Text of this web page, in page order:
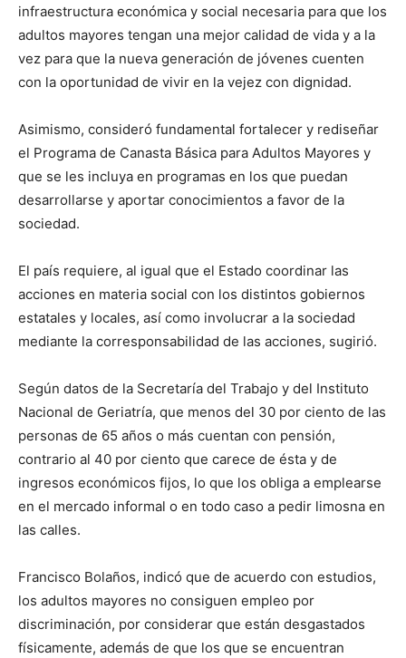
infraestructura económica y social necesaria para que los
adultos mayores tengan una mejor calidad de vida y a la
vez para que la nueva generación de jóvenes cuenten
con la oportunidad de vivir en la vejez con dignidad.
Asimismo, consideró fundamental fortalecer y rediseñar
el Programa de Canasta Básica para Adultos Mayores y
que se les incluya en programas en los que puedan
desarrollarse y aportar conocimientos a favor de la
sociedad.
El país requiere, al igual que el Estado coordinar las
acciones en materia social con los distintos gobiernos
estatales y locales, así como involucrar a la sociedad
mediante la corresponsabilidad de las acciones, sugirió.
Según datos de la Secretaría del Trabajo y del Instituto
Nacional de Geriatría, que menos del 30 por ciento de las
personas de 65 años o más cuentan con pensión,
contrario al 40 por ciento que carece de ésta y de
ingresos económicos fijos, lo que los obliga a emplearse
en el mercado informal o en todo caso a pedir limosna en
las calles.
Francisco Bolaños, indicó que de acuerdo con estudios,
los adultos mayores no consiguen empleo por
discriminación, por considerar que están desgastados
físicamente, además de que los que se encuentran